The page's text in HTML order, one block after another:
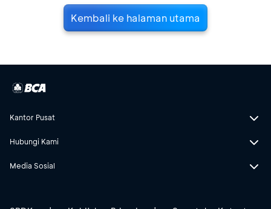
Kembali ke halaman utama
Kantor Pusat
Hubungi Kami
Media Sosial